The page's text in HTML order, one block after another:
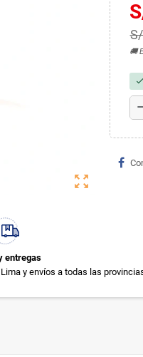
zoom_out_map
🚚
check
entregas
y envíos a todas las